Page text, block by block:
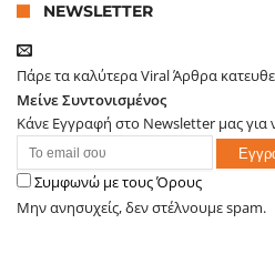
NEWSLETTER
Πάρε τα καλύτερα Viral Άρθρα
Μείνε Συντονισμένος
Κάνε Εγγραφή στο Newsletter μας για
Συμφωνώ με τους Όρους
Μην ανησυχείς, δεν στέλνουμε spam.